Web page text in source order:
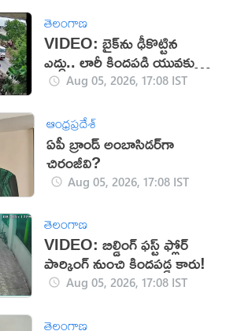
తెలంగాణ
VIDEO: బైక్‌ను ఢీకొట్టిన
ఎద్దు.. లారీ కిందపడి యువకుడు
మృతి!Aug 05, 2026, 17:08 IST
ఆంధ్రప్రదేశ్
ఏపీ బ్రాండ్ అంబాసిడర్‌గా
చిరంజీవి?
Aug 05, 2026, 17:08 IST
తెలంగాణ
VIDEO: బిల్డింగ్ ఫస్ట్ ఫ్లోర్
పార్కింగ్ నుంచి కిందపడ్డ కారు!
Aug 05, 2026, 17:08 IST
తెలంగాణ